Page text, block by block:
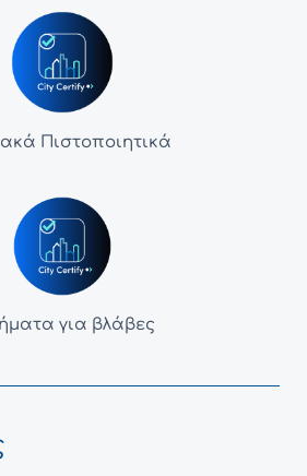
Πιστοποιητικά
για βλάβες